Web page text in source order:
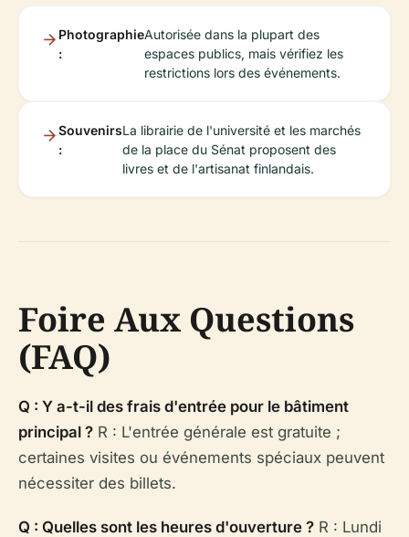
Photographie
:
Autorisée dans la plupart des
espaces publics, mais vérifiez les
restrictions lors des événements.
Souvenirs
:
La librairie de l'université et les marchés
de la place du Sénat proposent des
livres et de l'artisanat finlandais.
Foire Aux Questions
(FAQ)
Q : Y a-t-il des frais d'entrée pour le bâtiment
principal ? R : L'entrée générale est gratuite ;
certaines visites ou événements spéciaux peuvent
nécessiter des billets.
Q : Quelles sont les heures d'ouverture ? R : Lundi